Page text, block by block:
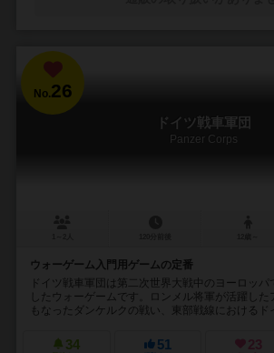
No.26
ドイツ戦車軍団
Panzer Corps
ウォーゲーム入門用ゲームの定番
ドイツ戦車軍団は第二次世界大戦中のヨーロッパ
したウォーゲームです。ロンメル将軍が活躍した
もなったダンケルクの戦い、東部戦線におけるド
34 51 23